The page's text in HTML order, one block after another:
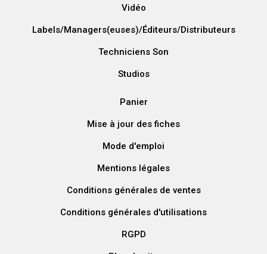
Vidéo
Labels/Managers(euses)/Éditeurs/Distributeurs
Techniciens Son
Studios
Panier
Mise à jour des fiches
Mode d'emploi
Mentions légales
Conditions générales de ventes
Conditions générales d'utilisations
RGPD